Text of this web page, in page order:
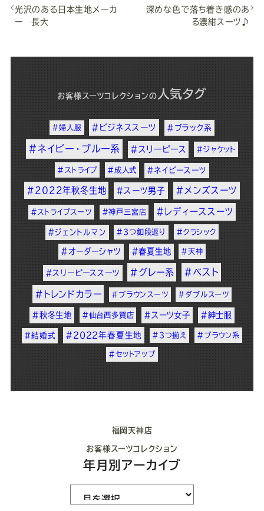
光沢のある日本生地メーカ
ー 長大
深めな色で落ち着き感のあ
る濃紺スーツ♪
お客様スーツコレクションの 人気タグ
#婦人服 #ビジネススーツ #ブラック系
#ネイビー・ブルー系 #スリーピース #ジャケット
#ストライプ #成人式 #ネイビースーツ
#2022年秋冬生地 #スーツ男子 #メンズスーツ
#ストライプスーツ #神戸三宮店 #レディーススーツ
#ジェントルマン #3つ釦段返り #クラシック
#オーダーシャツ #春夏生地 #天神
#スリーピーススーツ #グレー系 #ベスト
#トレンドカラー #ブラウンスーツ #ダブルスーツ
#秋冬生地 #仙台西多賀店 #スーツ女子 #紳士服
#結婚式 #2022年春夏生地 #3つ揃え #ブラウン系
#セットアップ
福岡天神店
お客様スーツコレクション
年月別アーカイブ